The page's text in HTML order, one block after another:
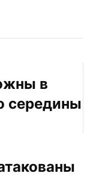
в
середины